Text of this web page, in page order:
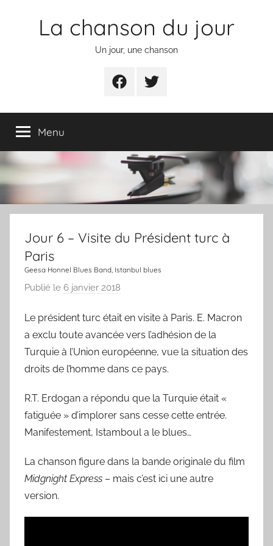
La chanson du jour
Un jour, une chanson
FacebookTwitter
Menu
Jour 6 – Visite du Président turc à
Paris
Geesa Honnel Blues Band, Istanbul blues
Publié le 6 janvier 2018
r
L
a
C
a
n
s
n
d
Le président turc était en visite à Paris. E. Macron
a exclu toute avancée vers l’adhésion de la
Turquie à l’Union européenne, vue la situation des
droits de l’homme dans ce pays.
R.T. Erdogan a répondu que la Turquie était «
fatiguée » d’implorer sans cesse cette entrée.
Manifestement, Istamboul a le blues…
La chanson figure dans la bande originale du film
Midgnight Express – mais c’est ici une autre
version.